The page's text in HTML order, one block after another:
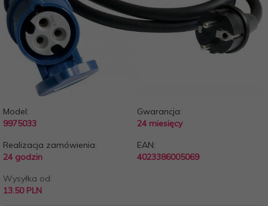
Model:
9975033
Gwarancja:
24 miesięcy
Realizacja zamówienia:
24 godzin
EAN:
4023386005069
Wysyłka od:
13.50 PLN